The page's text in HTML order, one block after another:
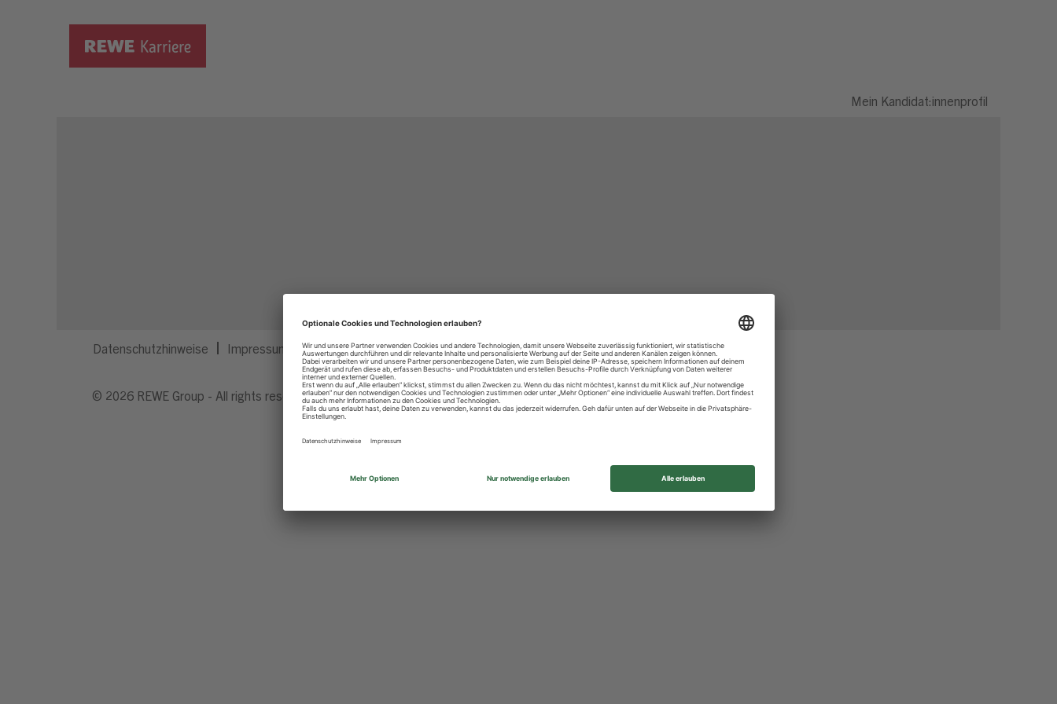
Mein Kandidat:innenprofil
Datenschutzhinweise Impressum Privatsphäre-Einstellungen
© 2026 REWE Group - All rights reserved